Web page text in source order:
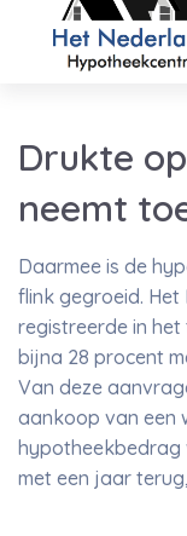
Drukte
neemt
Daarmee is de
flink gegroeid.
registreerde in
bijna 28 procent
Van deze
aankoop van een
hypotheekbedrag
met een jaar